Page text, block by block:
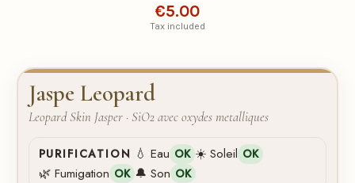
€5.00
Tax included
Jaspe Leopard
Leopard Skin Jasper · SiO2 avec oxydes metalliques
PURIFICATION 💧 Eau OK ☀️ Soleil OK
🌿 Fumigation OK 🔔 Son OK